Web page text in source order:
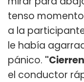
tenso
a la
le había
pánico.
el conductor